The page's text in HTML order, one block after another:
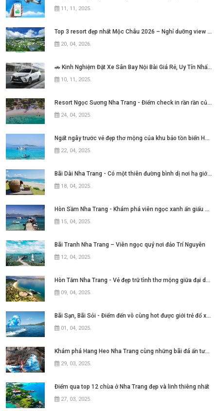
11, 11, 2025.
Top 3 resort đẹp nhất Mộc Châu 2026 – Nghỉ dưỡng view núi cực chill không thể bỏ lỡ
20, 04, 2026.
🚗 Kinh Nghiệm Đặt Xe Sân Bay Nội Bài Giá Rẻ, Uy Tín Nhất Hiện Nay
10, 11, 2025.
Resort Ngọc Sương Nha Trang - Điểm check in rần rần của những tín đồ mê phim Việt
24, 04, 2025.
Ngất ngây trước vẻ đẹp thơ mộng của khu bảo tồn biển Hòn Mun Nha Trang
22, 04, 2025.
Bãi Dài Nha Trang - Có một thiên đường bình dị nơi hạ giới với biển xanh cát trắng quanh năm sóng xô bờ
18, 04, 2025.
Hòn Sầm Nha Trang - Khám phá viên ngọc xanh ẩn giấu giữa vịnh Nha Phu
15, 04, 2025.
Bãi Tranh Nha Trang – Viên ngọc quý nơi đảo Trí Nguyên
12, 04, 2025.
Hòn Tằm Nha Trang - Vẻ đẹp trữ tình thơ mộng giữa đại dương xanh ngát
09, 04, 2025.
Bãi Sạn, Bãi Sỏi - Điểm đến vô cùng hot được giới trẻ đổ xô tìm kiếm tại thành
01, 04, 2025.
Khám phá Hang Heo Nha Trang cùng những bãi đá ấn tượng
29, 03, 2025.
Điểm qua top 12 chùa ở Nha Trang đẹp và linh thiêng nhất
27, 03, 2025.